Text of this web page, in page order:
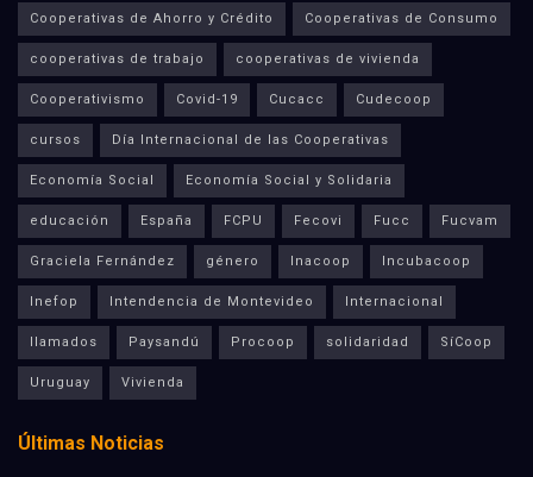
Cooperativas de Ahorro y Crédito Cooperativas de Consumo
cooperativas de trabajo cooperativas de vivienda
Cooperativismo Covid-19 Cucacc Cudecoop
cursos Día Internacional de las Cooperativas
Economía Social Economía Social y Solidaria
educación España FCPU Fecovi Fucc Fucvam
Graciela Fernández género Inacoop Incubacoop
Inefop Intendencia de Montevideo Internacional
llamados Paysandú Procoop solidaridad SíCoop
Uruguay Vivienda
Últimas Noticias